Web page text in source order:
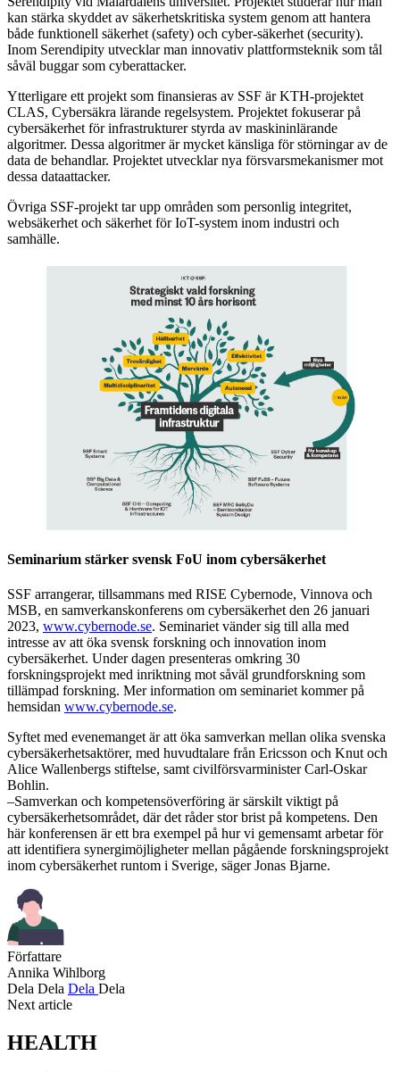
kan stärka skyddet av säkerhetskritiska system genom att hantera
både funktionell säkerhet (safety) och cyber-säkerhet (security).
Inom Serendipity utvecklar man innovativ plattformsteknik som tål
såväl buggar som cyberattacker.
Ytterligare ett projekt som finansieras av SSF är KTH-projektet
CLAS, Cybersäkra lärande regelsystem. Projektet fokuserar på
cybersäkerhet för infrastrukturer styrda av maskininlärande
algoritmer. Dessa algoritmer är mycket känsliga för störningar av de
data de behandlar. Projektet utvecklar nya försvarsmekanismer mot
dessa dataattacker.
Övriga SSF-projekt tar upp områden som personlig integritet,
websäkerhet och säkerhet för IoT-system inom industri och
samhälle.
Seminarium stärker svensk FoU inom cybersäkerhet
SSF arrangerar, tillsammans med RISE Cybernode, Vinnova och
MSB, en samverkanskonferens om cybersäkerhet den 26 januari
2023, www.cybernode.se. Seminariet vänder sig till alla med
intresse av att öka svensk forskning och innovation inom
cybersäkerhet. Under dagen presenteras omkring 30
forskningsprojekt med inriktning mot såväl grundforskning som
tillämpad forskning. Mer information om seminariet kommer på
hemsidan www.cybernode.se.
Syftet med evenemanget är att öka samverkan mellan olika svenska
cybersäkerhetsaktörer, med huvudtalare från Ericsson och Knut och
Alice Wallenbergs stiftelse, samt civilförsvarminister Carl-Oskar
Bohlin.
–Samverkan och kompetensöverföring är särskilt viktigt på
cybersäkerhetsområdet, där det råder stor brist på kompetens. Den
här konferensen är ett bra exempel på hur vi gemensamt arbetar för
att identifiera synergimöjligheter mellan pågående forskningsprojekt
inom cybersäkerhet runtom i Sverige, säger Jonas Bjarne.
Författare
Annika Wihlborg
Dela Dela Dela Dela
Next article
HEALTH